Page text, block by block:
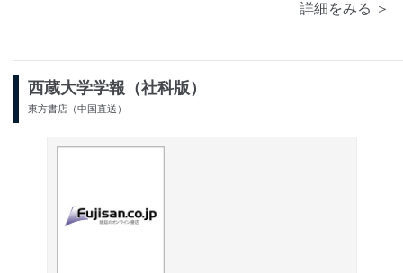
詳細をみる ＞
西蔵大学学報（社科版）
東方書店（中国直送）